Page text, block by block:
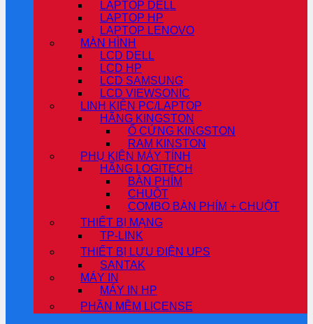
LAPTOP DELL
LAPTOP HP
LAPTOP LENOVO
MÀN HÌNH
LCD DELL
LCD HP
LCD SAMSUNG
LCD VIEWSONIC
LINH KIỆN PC/LAPTOP
HÃNG KINGSTON
Ổ CỨNG KINGSTON
RAM KINSTON
PHỤ KIỆN MÁY TÍNH
HÃNG LOGITECH
BÀN PHÍM
CHUỘT
COMBO BÀN PHÍM + CHUỘT
THIẾT BỊ MẠNG
TP-LINK
THIẾT BỊ LƯU ĐIỆN UPS
SANTAK
MÁY IN
MÁY IN HP
PHẦN MỀM LICENSE